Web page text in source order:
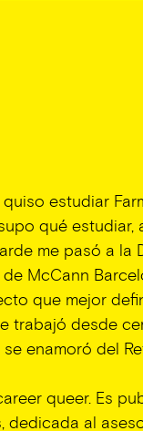
estudiar
qué
me pasó a la
McCann
que mejor
trabajó desde
enamoró del
queer. Es
dedicada al